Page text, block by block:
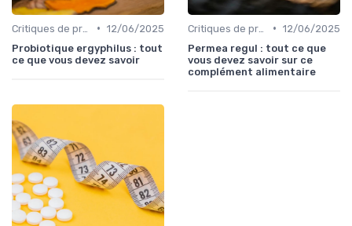
• 12/06/2025
Probiotique ergyphilus : tout
ce que vous devez savoir
• 12/06/2025
Permea regul : tout ce que
vous devez savoir sur ce
complément alimentaire